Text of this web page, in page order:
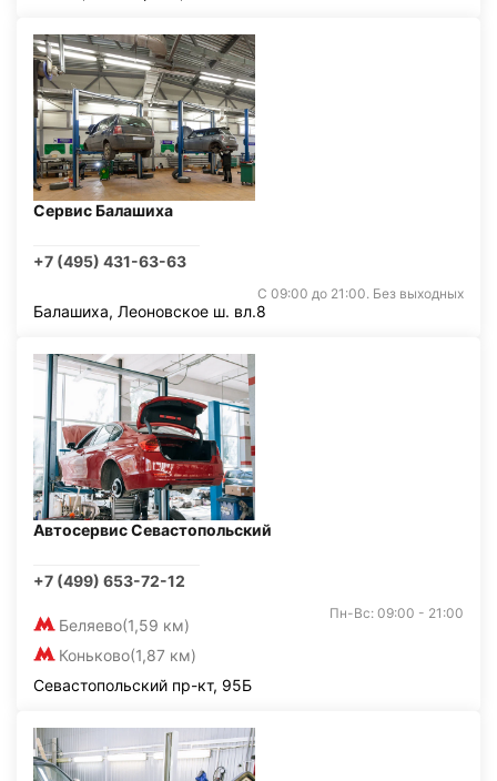
Сервис Балашиха
+7 (495) 431-63-63
С 09:00 до 21:00. Без выходных
Балашиха, Леоновское ш. вл.8
Автосервис Севастопольский
+7 (499) 653-72-12
Беляево(1,59 км)
Коньково(1,87 км)
Пн-Вс: 09:00 - 21:00
Севастопольский пр-кт, 95Б